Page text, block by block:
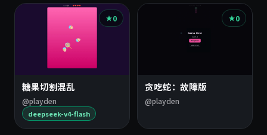
0
糖果切割混乱
@playden
deepseek-v4-flash
0
贪吃蛇：故障版
@playden